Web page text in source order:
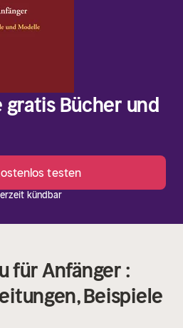
gratis Bücher und
testen
kündbar
für Anfänger :
Beispiele